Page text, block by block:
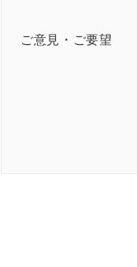
ご意見・ご要望